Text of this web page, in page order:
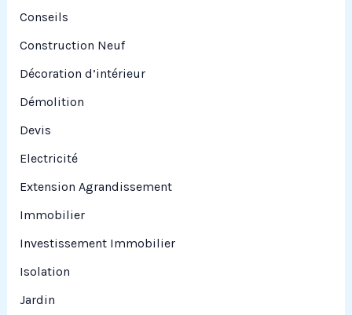
Conseils
Construction Neuf
Décoration d’intérieur
Démolition
Devis
Electricité
Extension Agrandissement
Immobilier
Investissement Immobilier
Isolation
Jardin